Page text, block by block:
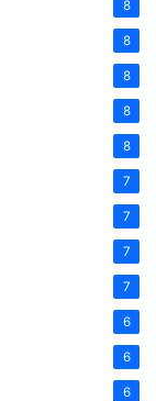
8
8
8
8
8
7
7
7
7
6
6
6